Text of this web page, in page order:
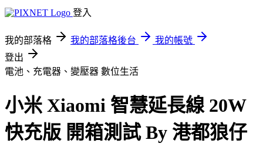
登入
我的部落格 我的部落格後台
我的帳號
登出
電池、充電器、變壓器 數位生活
小米 Xiaomi 智慧延長線 20W
快充版 開箱測試 By 港都狼仔